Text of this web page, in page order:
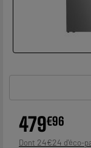
479€96
Dont 24€24